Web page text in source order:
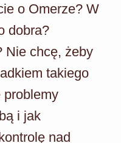
o Omerze? W
dobra?
Nie chcę, żeby
takiego
problemy
i jak
nad